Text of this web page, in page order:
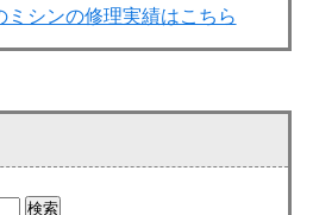
シンの修理実績はこちら